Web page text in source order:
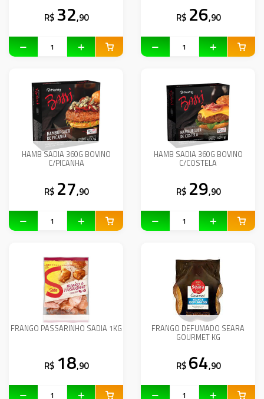
R$ 32,90 R$ 26,90
HAMB SADIA 360G BOVINO
C/PICANHA
R$ 27,90
HAMB SADIA 360G BOVINO
C/COSTELA
R$ 29,90
FRANGO PASSARINHO SADIA 1KG
R$ 18,90
FRANGO DEFUMADO SEARA
GOURMET KG
R$ 64,90